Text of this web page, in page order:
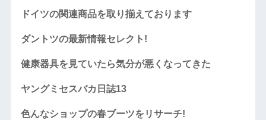
ドイツの関連商品を取り揃えております
ダントツの最新情報セレクト!
健康器具を見ていたら気分が悪くなってきた
ヤングミセスバカ日誌13
色んなショップの春ブーツをリサーチ!